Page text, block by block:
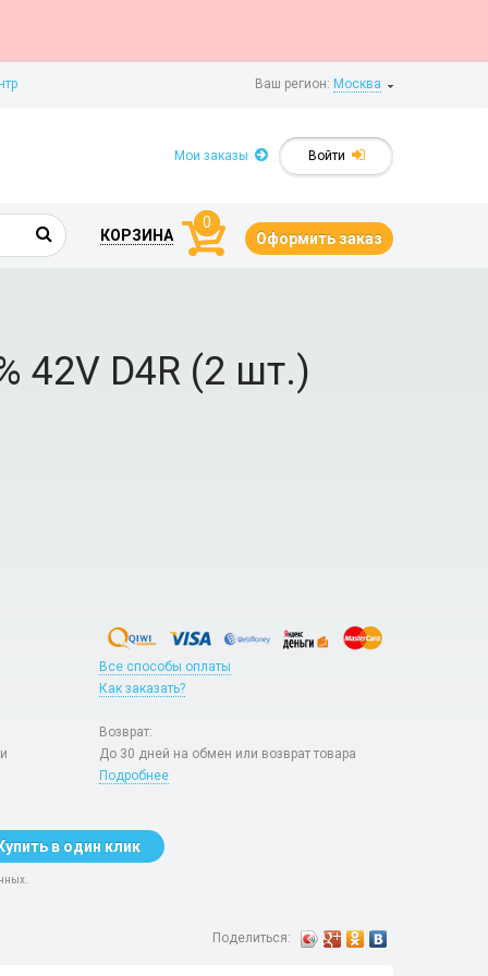
Ваш регион: Москва
Войти
Мои заказы
КОРЗИНА
0
Оформить заказ
42V D4R (2 шт.)
Все способы оплаты
Как заказать?
Возврат:
До 30 дней на обмен или возврат товара
Подробнее
Купить в один клик
Поделиться: